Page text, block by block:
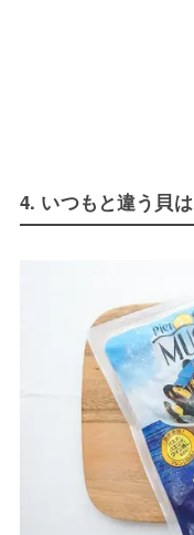
4. いつもと違う貝